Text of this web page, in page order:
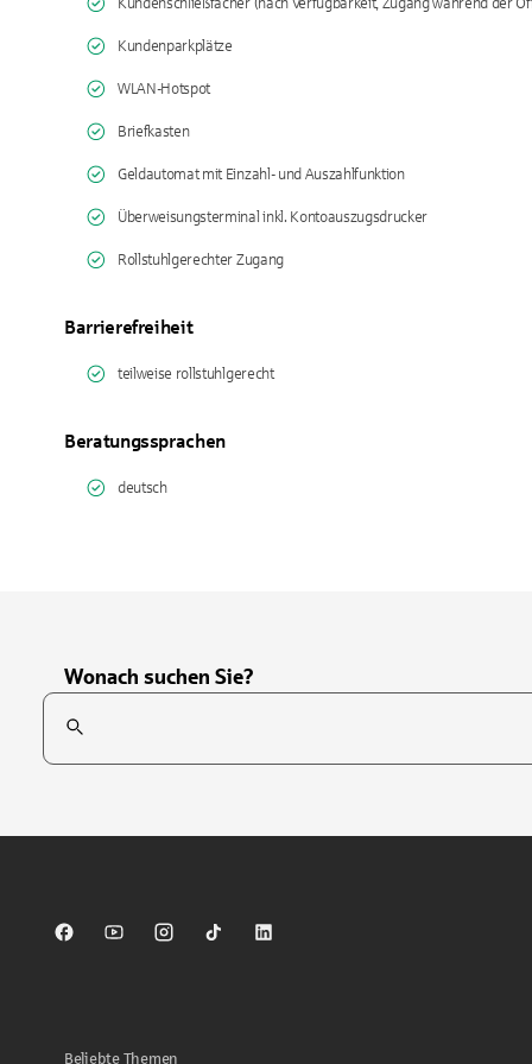
Kundenschließfächer (nach Verfügbarkeit, Zugang während der
Kundenparkplätze
WLAN-Hotspot
Briefkasten
Geldautomat mit Einzahl- und Auszahlfunktion
Überweisungsterminal inkl. Kontoauszugsdrucker
Rollstuhlgerechter Zugang
Barrierefreiheit
teilweise rollstuhlgerecht
Beratungssprachen
deutsch
Wonach suchen Sie?
Suchfeld
Sparkasse auf Facebook
Sparkasse auf Youtube
Sparkasse auf Instagram
Sparkasse auf TikTok
Sparkasse auf LinkedIn
Beliebte Themen